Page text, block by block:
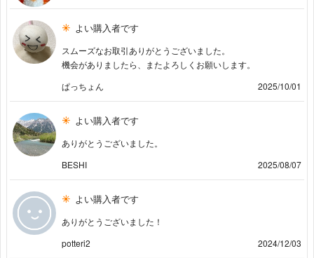
よい購入者です
スムーズなお取引ありがとうございました。
機会がありましたら、またよろしくお願いします。
ぱっちょん
2025/10/01
よい購入者です
ありがとうございました。
BESHI
2025/08/07
よい購入者です
ありがとうございました！
potteri2
2024/12/03